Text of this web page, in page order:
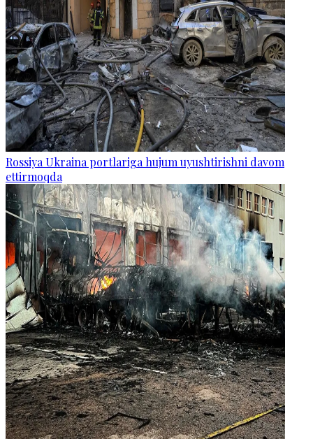
Rossiya Ukraina portlariga hujum uyushtirishni davom
ettirmoqda